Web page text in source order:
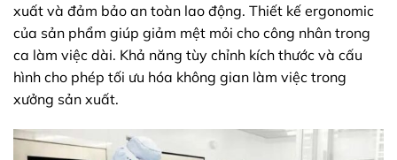
xuất và đảm bảo an toàn lao động. Thiết kế ergonomic
của sản phẩm giúp giảm mệt mỏi cho công nhân trong
ca làm việc dài. Khả năng tùy chỉnh kích thước và cấu
hình cho phép tối ưu hóa không gian làm việc trong
xưởng sản xuất.